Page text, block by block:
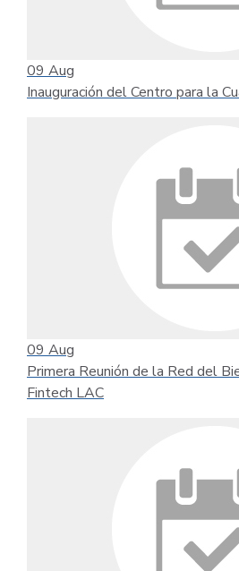
09 Aug
Inauguración del Centro para la
09 Aug
Primera Reunión de la Red del
Fintech LAC